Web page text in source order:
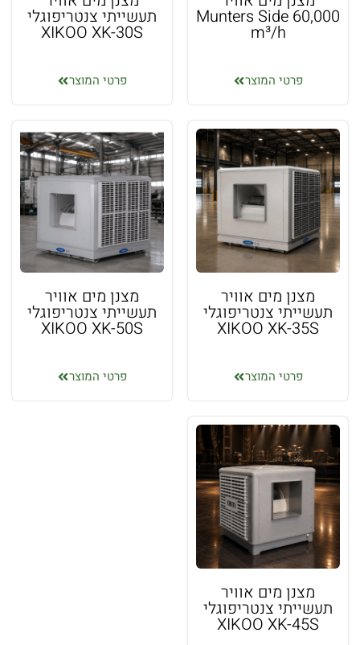
Munters Side 60,000
m³/h
פרטי המוצר
תעשייתי צנטריפוגלי
XIKOO XK-30S
פרטי המוצר
מצנן מים אוויר
תעשייתי צנטריפוגלי
XIKOO XK-35S
פרטי המוצר
מצנן מים אוויר
תעשייתי צנטריפוגלי
XIKOO XK-50S
פרטי המוצר
מצנן מים אוויר
תעשייתי צנטריפוגלי
XIKOO XK-45S